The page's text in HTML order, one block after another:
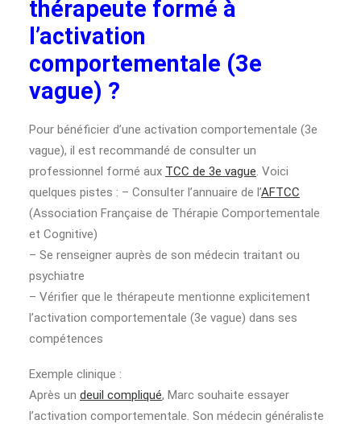
thérapeute formé à
l’activation
comportementale (3e
vague) ?
Pour bénéficier d’une activation comportementale (3e
vague), il est recommandé de consulter un
professionnel formé aux TCC de 3e vague. Voici
quelques pistes : – Consulter l’annuaire de l’AFTCC
(Association Française de Thérapie Comportementale
et Cognitive)
– Se renseigner auprès de son médecin traitant ou
psychiatre
– Vérifier que le thérapeute mentionne explicitement
l’activation comportementale (3e vague) dans ses
compétences
Exemple clinique :
Après un deuil compliqué, Marc souhaite essayer
l’activation comportementale. Son médecin généraliste